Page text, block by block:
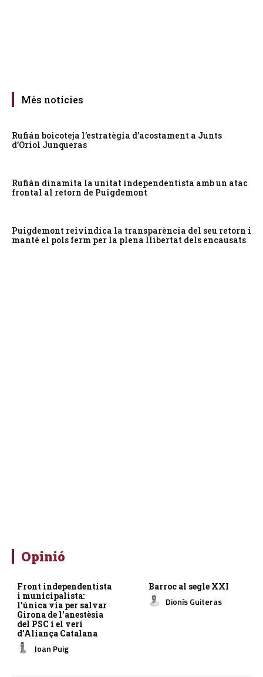
Més notícies
Rufián boicoteja l’estratègia d’acostament a Junts
d’Oriol Junqueras
Rufián dinamita la unitat independentista amb un atac
frontal al retorn de Puigdemont
Puigdemont reivindica la transparència del seu retorn i
manté el pols ferm per la plena llibertat dels encausats
Opinió
Front independentista
i municipalista:
l’única via per salvar
Girona de l’anestèsia
del PSC i el verí
d’Aliança Catalana
Joan Puig
Barroc al segle XXI
Dionís Guiteras